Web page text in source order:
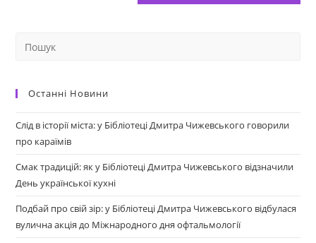
Останні Новини
Слід в історії міста: у Бібліотеці Дмитра Чижевського говорили
про караїмів
Смак традицій: як у Бібліотеці Дмитра Чижевського відзначили
День української кухні
Подбай про свій зір: у Бібліотеці Дмитра Чижевського відбулася
вулична акція до Міжнародного дня офтальмології